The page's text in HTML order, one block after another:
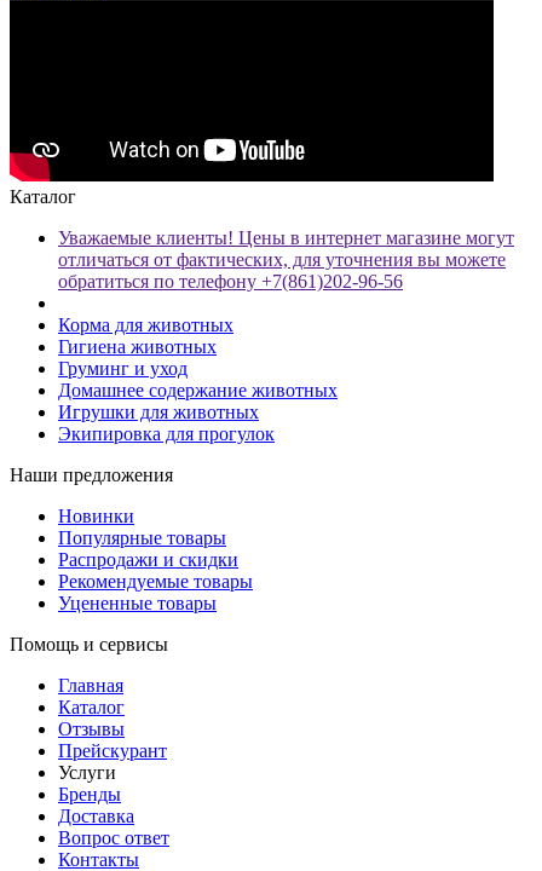
Каталог
Уважаемые клиенты! Цены в интернет магазине могут
отличаться от фактических, для уточнения вы можете
обратиться по телефону +7(861)202-96-56
Корма для животных
Гигиена животных
Груминг и уход
Домашнее содержание животных
Игрушки для животных
Экипировка для прогулок
Наши предложения
Новинки
Популярные товары
Распродажи и скидки
Рекомендуемые товары
Уцененные товары
Помощь и сервисы
Главная
Каталог
Отзывы
Прейскурант
Услуги
Бренды
Доставка
Вопрос ответ
Контакты